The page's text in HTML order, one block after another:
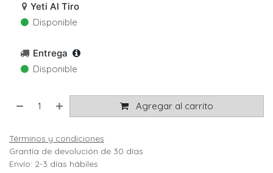
Yeti Al Tiro
Disponible
Entrega
Disponible
Agregar al carrito
Términos y condiciones
Grantía de devolución de 30 días
Envío: 2-3 días hábiles